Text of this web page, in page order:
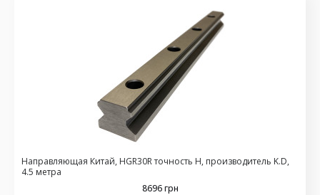
Направляющая Китай, HGR30R точность H, производитель K.D,
4.5 метра
8696 грн